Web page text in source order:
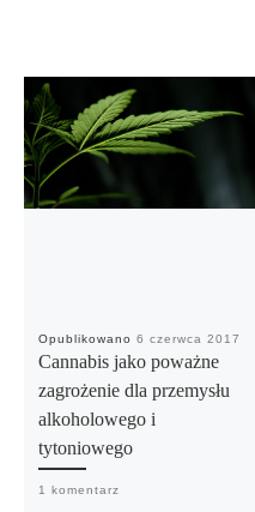
Opublikowano 6 czerwca 2017
Cannabis jako poważne
zagrożenie dla przemysłu
alkoholowego i
tytoniowego
1 komentarz